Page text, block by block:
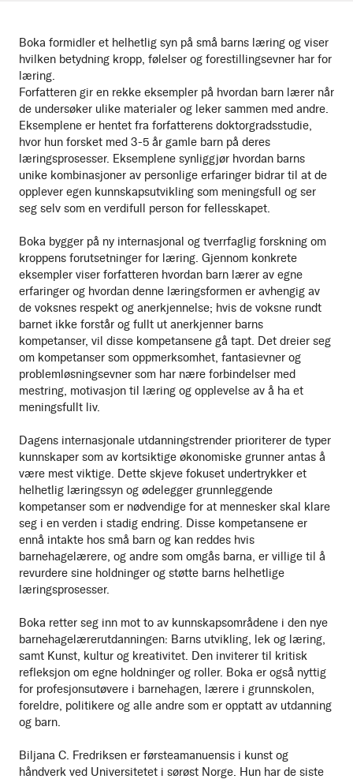
Boka formidler et helhetlig syn på små barns læring og viser
hvilken betydning kropp, følelser og forestillingsevner har for
læring.
Forfatteren gir en rekke eksempler på hvordan barn lærer når
de undersøker ulike materialer og leker sammen med andre.
Eksemplene er hentet fra forfatterens doktorgradsstudie,
hvor hun forsket med 3-5 år gamle barn på deres
læringsprosesser. Eksemplene synliggjør hvordan barns
unike kombinasjoner av personlige erfaringer bidrar til at de
opplever egen kunnskapsutvikling som meningsfull og ser
seg selv som en verdifull person for fellesskapet.
Boka bygger på ny internasjonal og tverrfaglig forskning om
kroppens forutsetninger for læring. Gjennom konkrete
eksempler viser forfatteren hvordan barn lærer av egne
erfaringer og hvordan denne læringsformen er avhengig av
de voksnes respekt og anerkjennelse; hvis de voksne rundt
barnet ikke forstår og fullt ut anerkjenner barns
kompetanser, vil disse kompetansene gå tapt. Det dreier seg
om kompetanser som oppmerksomhet, fantasievner og
problemløsningsevner som har nære forbindelser med
mestring, motivasjon til læring og opplevelse av å ha et
meningsfullt liv.
Dagens internasjonale utdanningstrender prioriterer de typer
kunnskaper som av kortsiktige økonomiske grunner antas å
være mest viktige. Dette skjeve fokuset undertrykker et
helhetlig læringssyn og ødelegger grunnleggende
kompetanser som er nødvendige for at mennesker skal klare
seg i en verden i stadig endring. Disse kompetansene er
ennå intakte hos små barn og kan reddes hvis
barnehagelærere, og andre som omgås barna, er villige til å
revurdere sine holdninger og støtte barns helhetlige
læringsprosesser.
Boka retter seg inn mot to av kunnskapsområdene i den nye
barnehagelærerutdanningen: Barns utvikling, lek og læring,
samt Kunst, kultur og kreativitet. Den inviterer til kritisk
refleksjon om egne holdninger og roller. Boka er også nyttig
for profesjonsutøvere i barnehagen, lærere i grunnskolen,
foreldre, politikere og alle andre som er opptatt av utdanning
og barn.
Biljana C. Fredriksen er førsteamanuensis i kunst og
håndverk ved Universitetet i sørøst Norge. Hun har de siste